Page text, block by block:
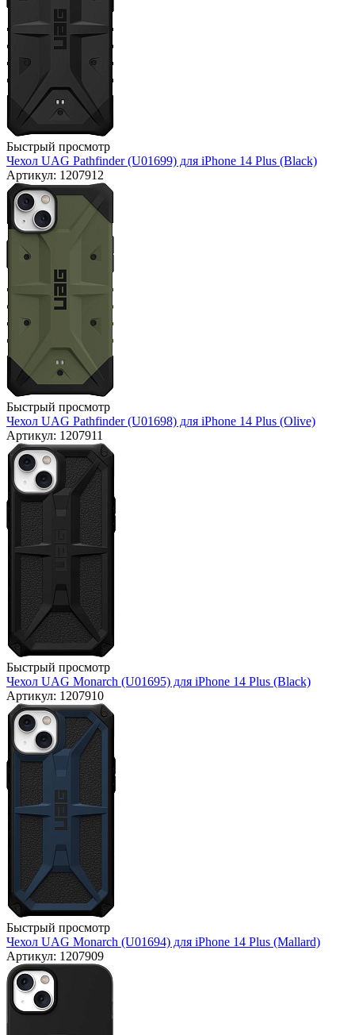
Быстрый просмотр
Чехол UAG Pathfinder (U01699) для iPhone 14 Plus (Black)
Артикул: 1207912
Быстрый просмотр
Чехол UAG Pathfinder (U01698) для iPhone 14 Plus (Olive)
Артикул: 1207911
Быстрый просмотр
Чехол UAG Monarch (U01695) для iPhone 14 Plus (Black)
Артикул: 1207910
Быстрый просмотр
Чехол UAG Monarch (U01694) для iPhone 14 Plus (Mallard)
Артикул: 1207909